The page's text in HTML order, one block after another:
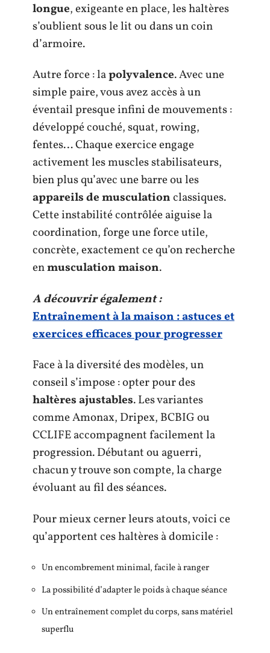
longue, exigeante en place, les haltères
s’oublient sous le lit ou dans un coin
d’armoire.
Autre force : lapolyvalence. Avec une
simple paire, vous avez accès à un
éventail presque infini de mouvements :
développé couché, squat, rowing,
fentes… Chaque exercice engage
activement les muscles stabilisateurs,
bien plus qu’avec une barre ou les
appareils de musculationclassiques.
Cette instabilité contrôlée aiguise la
coordination, forge une force utile,
concrète, exactement ce qu’on recherche
enmusculation maison.
A découvrir également :
Entraînement à la maison : astuces et
exercices efficaces pour progresser
Face à la diversité des modèles, un
conseil s’impose : opter pour des
haltères ajustables. Les variantes
comme Amonax, Dripex, BCBIG ou
CCLIFE accompagnent facilement la
progression. Débutant ou aguerri,
chacun y trouve son compte, la charge
évoluant au fil des séances.
Pour mieux cerner leurs atouts, voici ce
qu’apportent ces haltères à domicile :
Un encombrement minimal, facile à ranger
La possibilité d’adapter le poids à chaque séance
Un entraînement complet du corps, sans matériel
superflu